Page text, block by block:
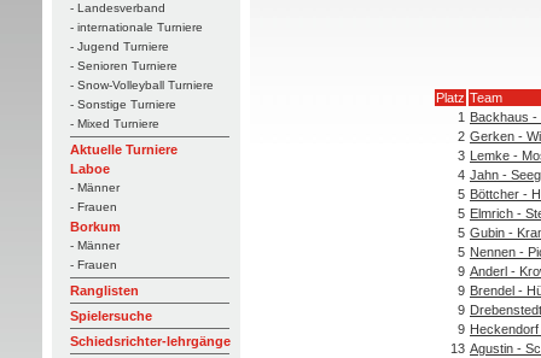
- Landesverband
- internationale Turniere
- Jugend Turniere
- Senioren Turniere
- Snow-Volleyball Turniere
- Sonstige Turniere
- Mixed Turniere
Aktuelle Turniere
Laboe
- Männer
- Frauen
Borkum
- Männer
- Frauen
Ranglisten
Spielersuche
Schiedsrichter-lehrgänge
Platz Team
1 Backhaus -
2 Gerken -
3 Lemke -
4 Jahn -
5 Böttcher -
5 Elmrich -
5 Gubin -
5 Nennen -
9 Anderl -
9 Brendel -
9
9
13 Agustin -